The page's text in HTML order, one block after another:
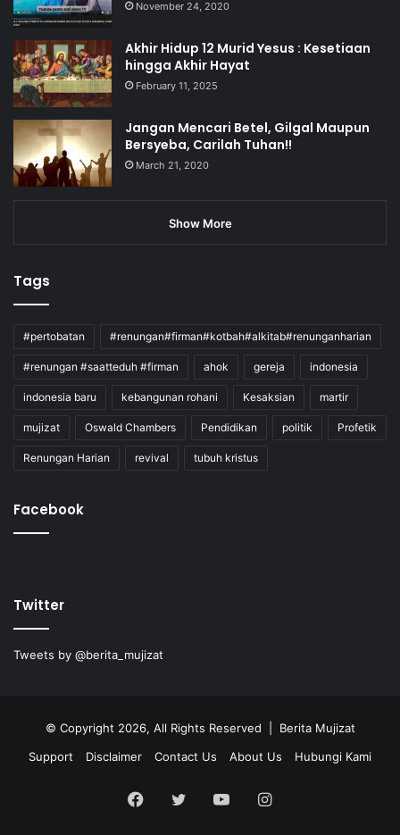
November 24, 2020
Akhir Hidup 12 Murid Yesus : Kesetiaan
hingga Akhir Hayat
February 11, 2025
Jangan Mencari Betel, Gilgal Maupun
Bersyeba, Carilah Tuhan!!
March 21, 2020
Show More
Tags
#pertobatan #renungan#firman#kotbah#alkitab#renunganharian
#renungan #saatteduh #firman ahok gereja indonesia
indonesia baru kebangunan rohani Kesaksian martir
mujizat Oswald Chambers Pendidikan politik Profetik
Renungan Harian revival tubuh kristus
Facebook
Twitter
Tweets by @berita_mujizat
© Copyright 2026, All Rights Reserved | Berita Mujizat
Support
Disclaimer Contact Us About Us Hubungi Kami
Facebook
Twitter YouTubeInstagram